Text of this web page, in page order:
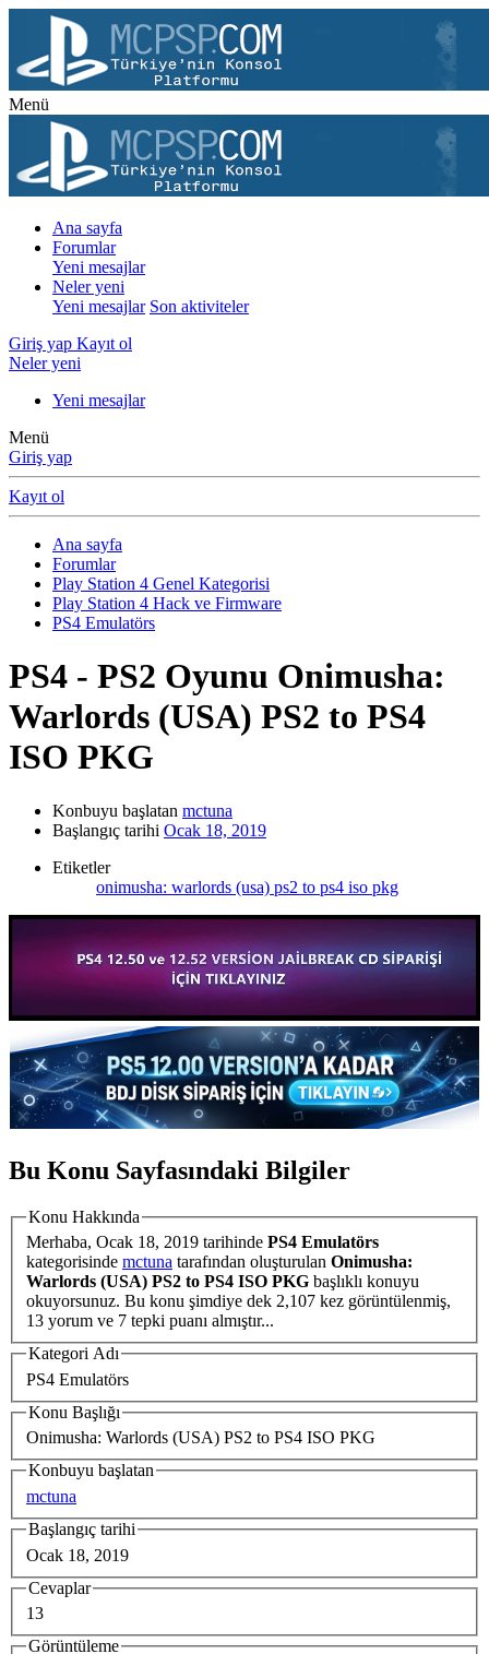
Menü
Ana sayfa
Forumlar
Yeni mesajlar
Neler yeni
Yeni mesajlar Son aktiviteler
Giriş yap Kayıt ol
Neler yeni
Yeni mesajlar
Menü
Giriş yap
Kayıt ol
Ana sayfa
Forumlar
Play Station 4 Genel Kategorisi
Play Station 4 Hack ve Firmware
PS4 Emulatörs
PS4 - PS2 Oyunu Onimusha:
Warlords (USA) PS2 to PS4
ISO PKG
Konbuyu başlatan mctuna
Başlangıç tarihi Ocak 18, 2019
Etiketler
onimusha: warlords (usa) ps2 to ps4 iso pkg
Bu Konu Sayfasındaki Bilgiler
Konu Hakkında
Merhaba, Ocak 18, 2019 tarihinde PS4 Emulatörs
kategorisinde mctuna tarafından oluşturulan Onimusha:
Warlords (USA) PS2 to PS4 ISO PKG başlıklı konuyu
okuyorsunuz. Bu konu şimdiye dek 2,107 kez görüntülenmiş,
13 yorum ve 7 tepki puanı almıştır...
Kategori Adı
PS4 Emulatörs
Konu Başlığı
Onimusha: Warlords (USA) PS2 to PS4 ISO PKG
Konbuyu başlatan
mctuna
Başlangıç tarihi
Ocak 18, 2019
Cevaplar
13
Görüntüleme